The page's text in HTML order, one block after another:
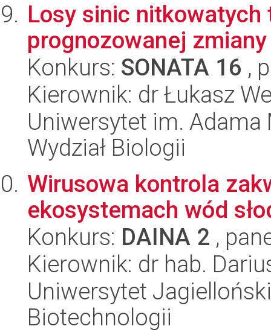
Losy sinic
prognozowanej
Konkurs: SONATA 16 ,
Kierownik: dr Łukasz
Uniwersytet im.
Wydział Biologii
Wirusowa kontrola
ekosystemach wód
Konkurs: DAINA 2 ,
Kierownik: dr hab.
Uniwersytet
Biotechnologii